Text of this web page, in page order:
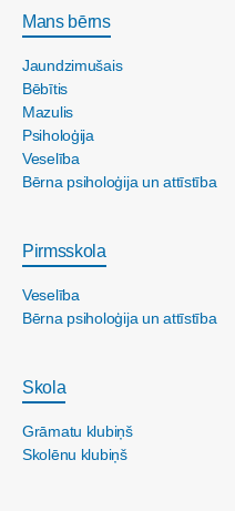
Mans bērns
Jaundzimušais
Bēbītis
Mazulis
Psiholoģija
Veselība
Bērna psiholoģija un attīstība
Pirmsskola
Veselība
Bērna psiholoģija un attīstība
Skola
Grāmatu klubiņš
Skolēnu klubiņš